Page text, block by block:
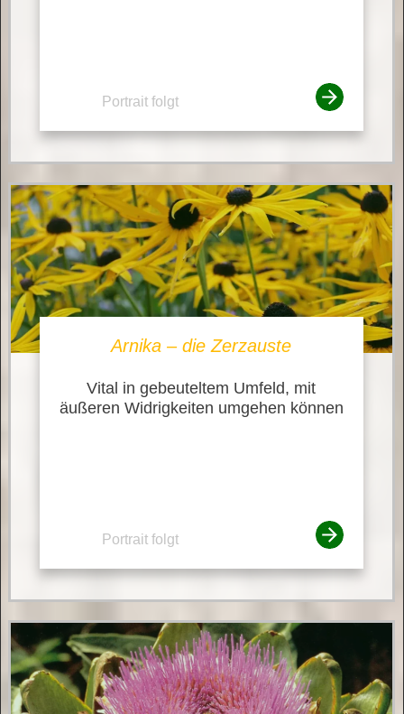
Portrait folgt
Arnika – die Zerzauste
Vital in gebeuteltem Umfeld, mit
äußeren Widrigkeiten umgehen können
Portrait folgt